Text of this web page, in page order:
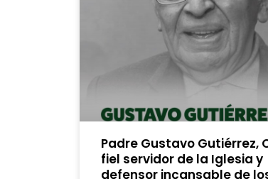
Padre Gustavo Gutiérrez,
fiel servidor de la Iglesia y
defensor incansable de